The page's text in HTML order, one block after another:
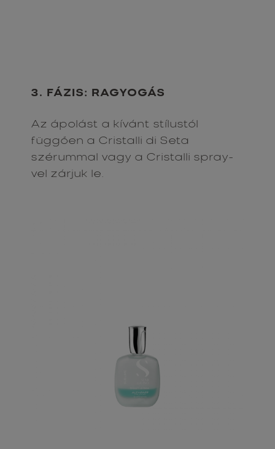
3. FÁZIS: RAGYOGÁS
Az ápolást a kívánt stílustól
függően a Cristalli di Seta
szérummal vagy a Cristalli spray-
vel zárjuk le.